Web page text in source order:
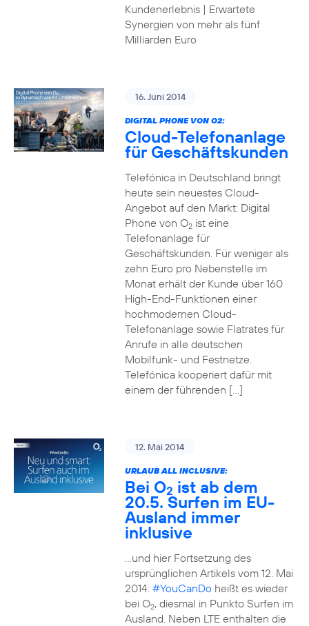
Kundenerlebnis | Erwartete
Synergien von mehr als fünf
Milliarden Euro
16. Juni 2014
DIGITAL PHONE VON O2:
Cloud-Telefonanlage
für Geschäftskunden
Telefónica in Deutschland bringt
heute sein neuestes Cloud-
Angebot auf den Markt: Digital
Phone von O2ist eine
Telefonanlage für
Geschäftskunden. Für weniger als
zehn Euro pro Nebenstelle im
Monat erhält der Kunde über 160
High-End-Funktionen einer
hochmodernen Cloud-
Telefonanlage sowie Flatrates für
Anrufe in alle deutschen
Mobilfunk- und Festnetze.
Telefónica kooperiert dafür mit
einem der führenden […]
12. Mai 2014
URLAUB ALL INCLUSIVE:
Bei O2 ist ab dem
20.5. Surfen im EU-
Ausland immer
inklusive
…und hier Fortsetzung des
ursprünglichen Artikels vom 12. Mai
2014: #YouCanDoheißt es wieder
bei O2, diesmal in Punkto Surfen im
Ausland. Neben LTE enthalten die